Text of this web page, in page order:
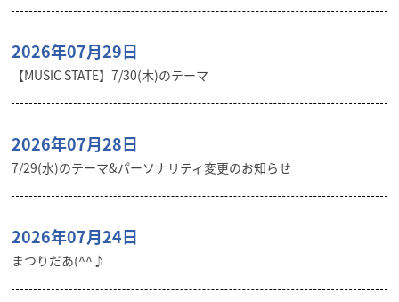
2026年07月29日
【MUSIC STATE】7/30(木)のテーマ
2026年07月28日
7/29(水)のテーマ&パーソナリティ変更のお知らせ
2026年07月24日
まつりだあ(^^♪